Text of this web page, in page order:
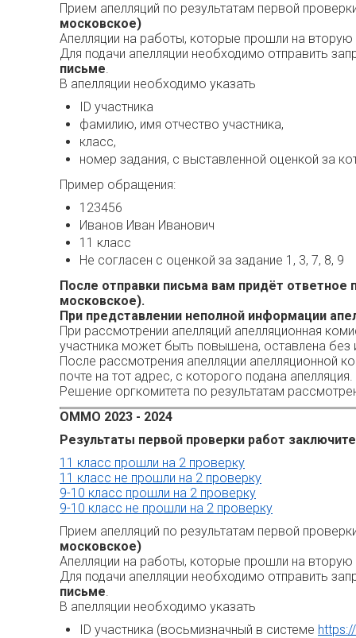
Прием апелляций по результатам первой
московское)
Апелляции на работы, которые прошли на
Для подачи апелляции необходимо отправить
письме.
В апелляции необходимо указать
ID участника
фамилию, имя отчество участника,
класс,
номер задания, с выставленной оценкой за
Пример обращения:
123456
Иванов Иван Иванович
11 класс
Не согласен с оценкой за задание 1, 3, 7, 8, 9
После отправки письма вам придёт
московское).
При представлении неполной информации
При рассмотрении апелляций апелляционная
участника может быть повышена, оставлена
После рассмотрения апелляции апелляционной
почте на тот адрес, с которого подана апелляция.
Решение оргкомитета по результатам
ОММО 2023 - 2024
Результаты первой проверки работ
11 класс прошли на 2 проверку
11 класс не прошли на 2 проверку
9-10 класс прошли на 2 проверку
9-10 класс не прошли на 2 проверку
Прием апелляций по результатам первой
московское)
Апелляции на работы, которые прошли на
Для подачи апелляции необходимо отправить
письме.
В апелляции необходимо указать
ID участника (восьмизначный в системе